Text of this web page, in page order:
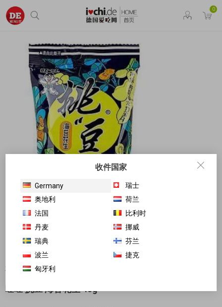
0
对不起-这个产品已经不再提供
旺旺 挑豆 海苔花生 45g
收件国家
Germany
瑞士
奥地利
荷兰
法国
比利时
丹麦
挪威
瑞典
芬兰
波兰
捷克
匈牙利